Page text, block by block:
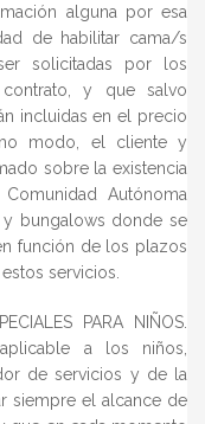
alguna por esa
de habilitar cama/s
solicitadas por los
y que salvo
incluidas en el precio
modo, el cliente y
sobre la existencia
Autónoma
bungalows donde se
función de los plazos
servicios.
PARA NIÑOS.
a los niños,
de servicios y de la
siempre el alcance de